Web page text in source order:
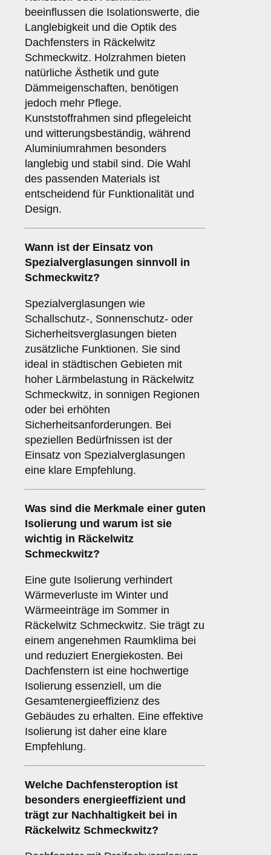
beeinflussen die Isolationswerte, die
Langlebigkeit und die Optik des
Dachfensters in Räckelwitz
Schmeckwitz. Holzrahmen bieten
natürliche Ästhetik und gute
Dämmeigenschaften, benötigen
jedoch mehr Pflege.
Kunststoffrahmen sind pflegeleicht
und witterungsbeständig, während
Aluminiumrahmen besonders
langlebig und stabil sind. Die Wahl
des passenden Materials ist
entscheidend für Funktionalität und
Design.
Wann ist der Einsatz von
Spezialverglasungen sinnvoll in
Schmeckwitz?
Spezialverglasungen wie
Schallschutz-, Sonnenschutz- oder
Sicherheitsverglasungen bieten
zusätzliche Funktionen. Sie sind
ideal in städtischen Gebieten mit
hoher Lärmbelastung in Räckelwitz
Schmeckwitz, in sonnigen Regionen
oder bei erhöhten
Sicherheitsanforderungen. Bei
speziellen Bedürfnissen ist der
Einsatz von Spezialverglasungen
eine klare Empfehlung.
Was sind die Merkmale einer guten
Isolierung und warum ist sie
wichtig in Räckelwitz
Schmeckwitz?
Eine gute Isolierung verhindert
Wärmeverluste im Winter und
Wärmeeinträge im Sommer in
Räckelwitz Schmeckwitz. Sie trägt zu
einem angenehmen Raumklima bei
und reduziert Energiekosten. Bei
Dachfenstern ist eine hochwertige
Isolierung essenziell, um die
Gesamtenergieeffizienz des
Gebäudes zu erhalten. Eine effektive
Isolierung ist daher eine klare
Empfehlung.
Welche Dachfensteroption ist
besonders energieeffizient und
trägt zur Nachhaltigkeit bei in
Räckelwitz Schmeckwitz?